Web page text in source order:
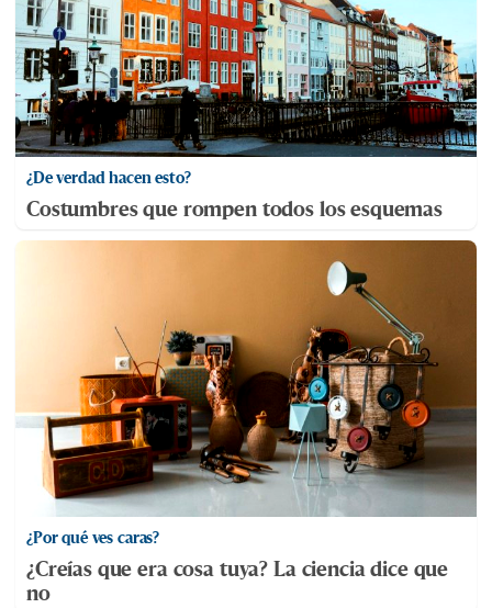
¿De verdad hacen esto?
Costumbres que rompen todos los esquemas
¿Por qué ves caras?
¿Creías que era cosa tuya? La ciencia dice que
no